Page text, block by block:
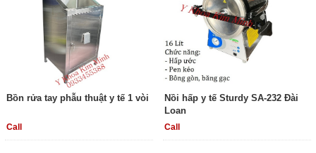
Bồn rửa tay phẫu thuật y tế 1 vòi
Call
Nồi hấp y tế Sturdy SA-232 Đài
Loan
Call